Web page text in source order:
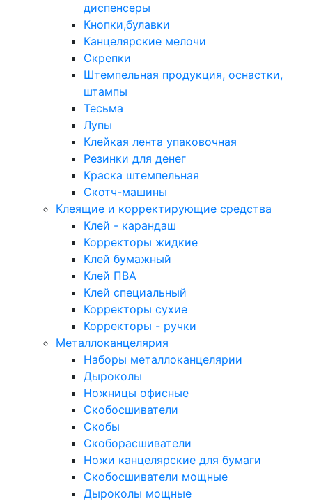
диспенсеры
Кнопки,булавки
Канцелярские мелочи
Скрепки
Штемпельная продукция, оснастки,
штампы
Тесьма
Лупы
Клейкая лента упаковочная
Резинки для денег
Краска штемпельная
Скотч-машины
Клеящие и корректирующие средства
Клей - карандаш
Корректоры жидкие
Клей бумажный
Клей ПВА
Клей специальный
Корректоры сухие
Корректоры - ручки
Металлоканцелярия
Наборы металлоканцелярии
Дыроколы
Ножницы офисные
Скобосшиватели
Скобы
Скоборасшиватели
Ножи канцелярские для бумаги
Скобосшиватели мощные
Дыроколы мощные